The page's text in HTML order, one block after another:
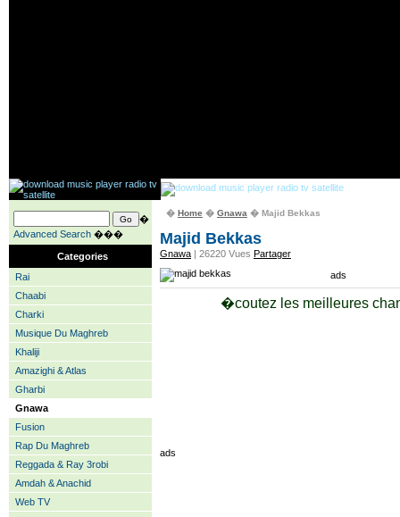
�
Advanced Search ���
Categories
Rai
Chaabi
Charki
Musique Du Maghreb
Khaliji
Amazighi & Atlas
Gharbi
Gnawa
Fusion
Rap Du Maghreb
Reggada & Ray 3robi
Amdah & Anachid
Web TV
� Home � Gnawa � Majid Bekkas
Majid Bekkas
Gnawa | 26220 Vues Partager
ads
�coutez les meilleures
ads